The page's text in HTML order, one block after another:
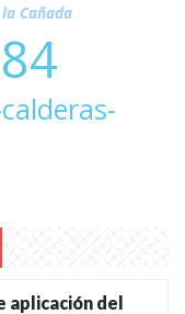
Cañada
aplicación del